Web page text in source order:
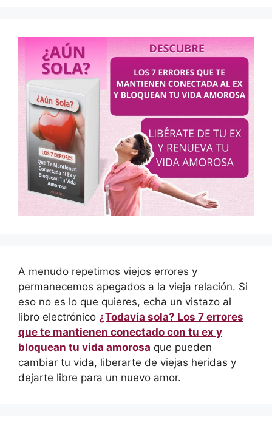
A menudo repetimos viejos errores y
permanecemos apegados a la vieja relación. Si
eso no es lo que quieres, echa un vistazo al
libro electrónico ¿Todavía sola? Los 7 errores
que te mantienen conectado con tu ex y
bloquean tu vida amorosa que pueden
cambiar tu vida, liberarte de viejas heridas y
dejarte libre para un nuevo amor.